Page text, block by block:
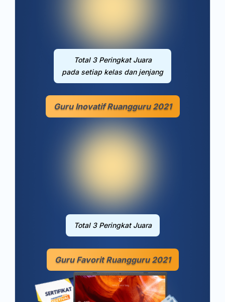
Total 3 Peringkat Juara
pada setiap kelas dan jenjang
Guru Inovatif Ruangguru 2021
Total 3 Peringkat Juara
Guru Favorit Ruangguru 2021